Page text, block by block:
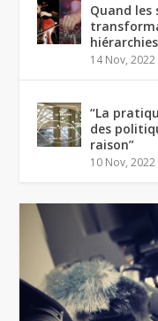
Quand les
hiérarchies
14 Nov, 2022
“La
des
raison”
10 Nov, 2022